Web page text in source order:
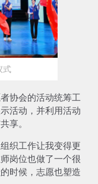
式
协会的活动统筹工
活动，并利用活动
享。
织工作让我变得更
岗位也做了一个很
时候，志愿也塑造